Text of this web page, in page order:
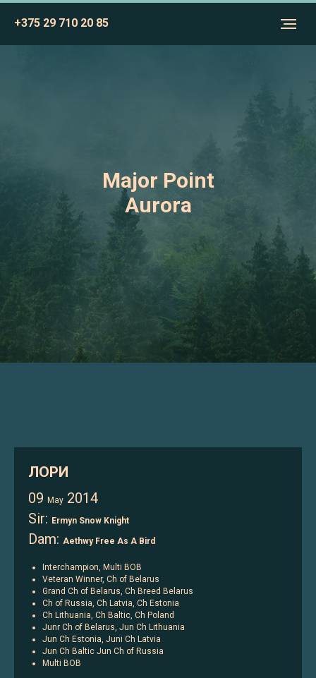
+375 29 710 20 85
Major Point
Aurora
ЛОРИ
09 May 2014
Sir: Ermyn Snow Knight
Dam: Aethwy Free As A Bird
Interchampion, Multi BOB
Veteran Winner, Ch of Belarus
Grand Ch of Belarus, Ch Breed Belarus
Ch of Russia, Ch Latvia, Ch Estonia
Ch Lithuania, Ch Baltic, Ch Poland
Junr Ch of Belarus, Jun Ch Lithuania
Jun Ch Estonia, Juni Ch Latvia
Jun Ch Baltic Jun Ch of Russia
Multi BOB